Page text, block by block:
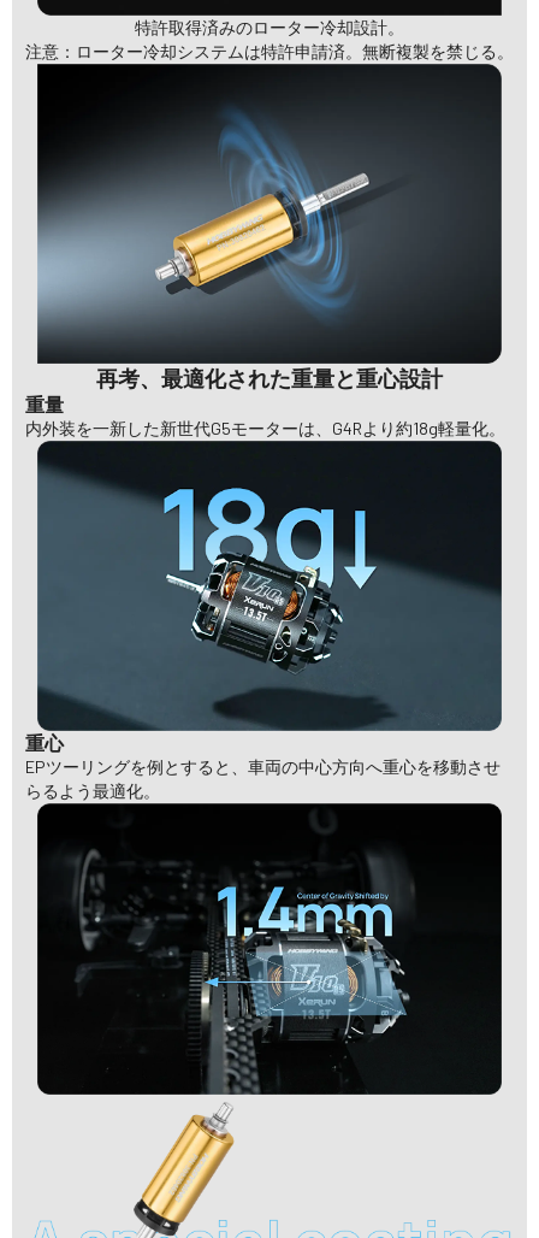
特許取得済みのローター冷却設計。
注意：ローター冷却システムは特許申請済。無断複製を禁じる。
再考、最適化された重量と重心設計
重量
内外装を一新した新世代G5モーターは、G4Rより約18g軽量化。
重心
EPツーリングを例とすると、車両の中心方向へ重心を移動させ
らるよう最適化。